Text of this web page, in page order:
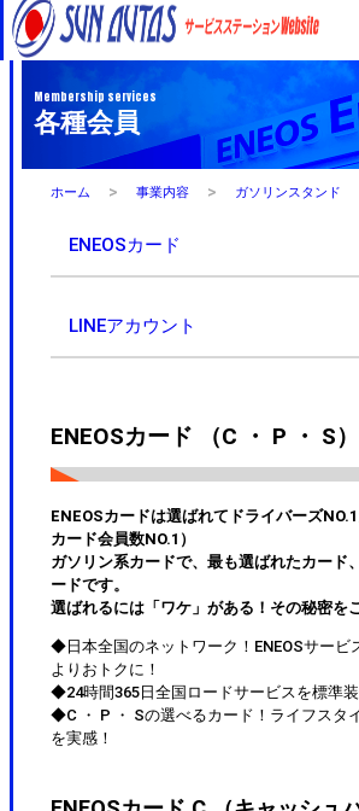
店舗検索
コーポレートサ
会社概要
プライバシーポ
Membership services
各種会員
ホーム > 事業内容 > ガソリンスタンド
ENEOSカード
LINEアカウント
ENEOSカード （C ・ P ・ S）
ENEOSカードは選ばれてドライバーズ
カード会員数NO.1）
ガソリン系カードで、最も選ばれたカード
ードです。
選ばれるには「ワケ」がある！その秘密を
◆日本全国のネットワーク！ENEOSサービ
よりおトクに！
◆24時間365日全国ロードサービスを標準装
◆C ・ P ・ Sの選べるカード！ライフスタ
を実感！